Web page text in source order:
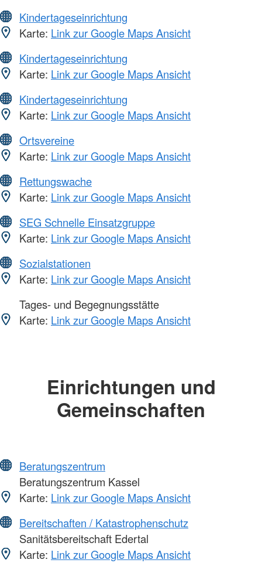
Kindertageseinrichtung
Karte: Link zur Google Maps Ansicht
Kindertageseinrichtung
Karte: Link zur Google Maps Ansicht
Kindertageseinrichtung
Karte: Link zur Google Maps Ansicht
Ortsvereine
Karte: Link zur Google Maps Ansicht
Rettungswache
Karte: Link zur Google Maps Ansicht
SEG Schnelle Einsatzgruppe
Karte: Link zur Google Maps Ansicht
Sozialstationen
Karte: Link zur Google Maps Ansicht
Tages- und Begegnungsstätte
Karte: Link zur Google Maps Ansicht
Einrichtungen und
Gemeinschaften
Beratungszentrum
Beratungszentrum Kassel
Karte: Link zur Google Maps Ansicht
Bereitschaften / Katastrophenschutz
Sanitätsbereitschaft Edertal
Karte: Link zur Google Maps Ansicht